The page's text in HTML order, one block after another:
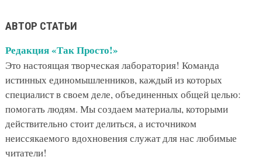
АВТОР СТАТЬИ
Редакция «Так Просто!»
Это настоящая творческая лаборатория! Команда
истинных единомышленников, каждый из которых
специалист в своем деле, объединенных общей целью:
помогать людям. Мы создаем материалы, которыми
действительно стоит делиться, а источником
неиссякаемого вдохновения служат для нас любимые
читатели!